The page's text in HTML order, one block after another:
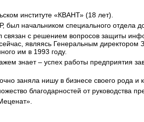
институте «КВАНТ» (18 лет).
был начальником специального отдела
связан с решением вопросов защиты
являясь Генеральным
им в 1993 году.
знает – успех работы предприятия
заняла нишу в бизнесе своего рода и
благодарностей от руководства